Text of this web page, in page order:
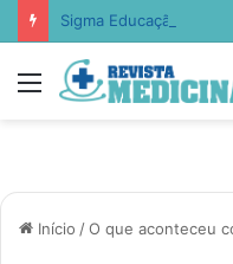
Menu
Início /O que aconteceu